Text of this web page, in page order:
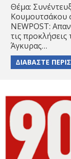
Θέμα:
Κουμουτσάκου
NEWPOST:
τις προκλήσεις
Άγκυρας…
ΔΙΑΒΑΣΤΕ